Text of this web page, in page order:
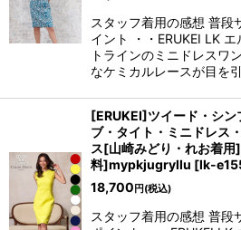
スタッフ着用の感想 普段
イント ・・ERUKEI LK
トラインのミニドレスワ
なケミカルレースが目を
[ERUKEI]ツイード・シ
ブ・タイト・ミニドレス
ス[山崎みどり・れお着
料]mypkjugryllu [lk-
18,700 円 (税込)
スタッフ着用の感想 普段